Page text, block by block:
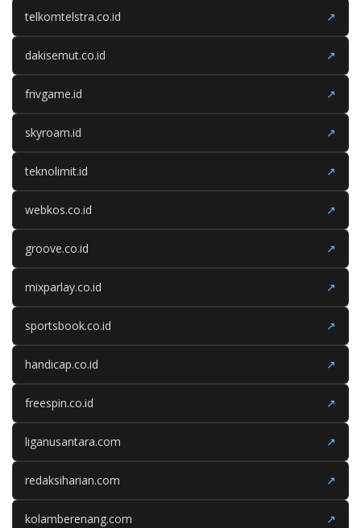
telkomtelstra.co.id ↗
dakisemut.co.id ↗
frivgame.id ↗
skyroam.id ↗
teknolimit.id ↗
webkos.co.id ↗
groove.co.id ↗
mixparlay.co.id ↗
sportsbook.co.id ↗
handicap.co.id ↗
freespin.co.id ↗
liganusantara.com ↗
redaksiharian.com ↗
kolamberenang.com ↗